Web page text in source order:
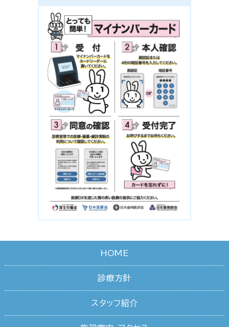
HOME
診療方針
スタッフ紹介